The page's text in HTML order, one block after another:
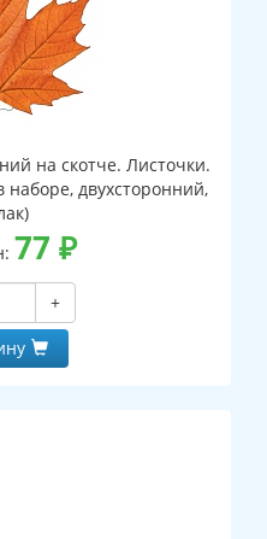
на скотче. Листочки.
77 ₽
+